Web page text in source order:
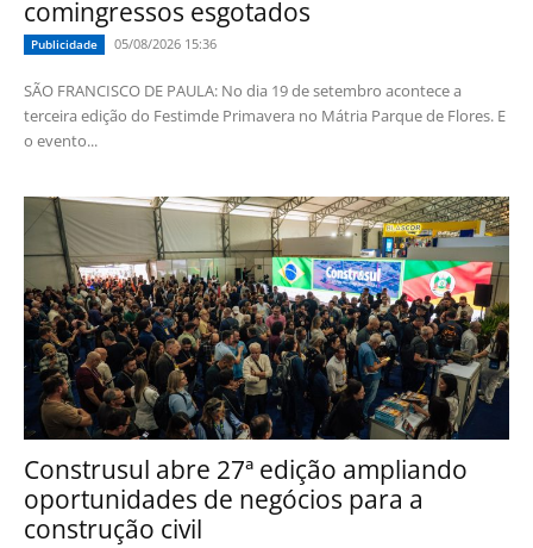
comingressos esgotados
Publicidade 05/08/2026 15:36
SÃO FRANCISCO DE PAULA: No dia 19 de setembro acontece a
terceira edição do Festimde Primavera no Mátria Parque de Flores. E
o evento...
Construsul abre 27ª edição ampliando
oportunidades de negócios para a
construção civil